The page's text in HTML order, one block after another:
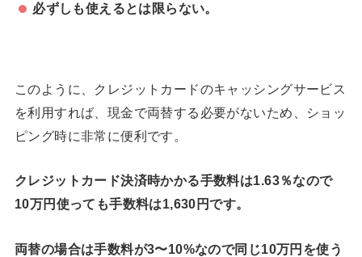
必ずしも使えるとは限らない。
このように、クレジットカードのキャッシングサービス
を利用すれば、現金で両替する必要がないため、ショッ
ピング時に非常に便利です。
クレジットカード決済時かかる手数料は1.63％なので
10万円使っても手数料は1,630円です。
両替の場合は手数料が3〜10%なので同じ10万円を使う